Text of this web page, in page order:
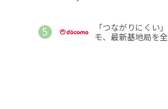
「つながりにく
モ、最新基地局を